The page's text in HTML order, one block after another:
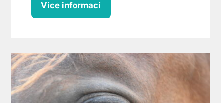
Více informací